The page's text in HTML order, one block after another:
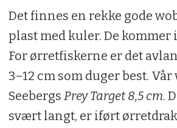
Det finnes en rekke gode
plast med kuler. De kommer
For ørretfiskerne er det
3–12 cm som duger best.
Seebergs Prey Target 8,5 cm.
svært langt, er iført